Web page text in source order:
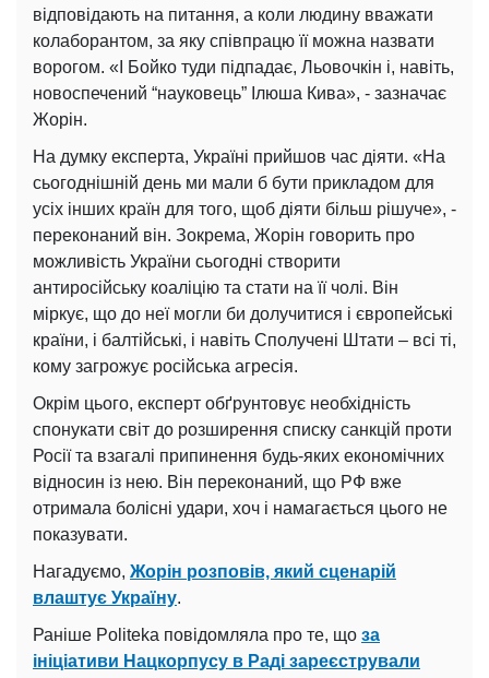
відповідають на питання, а коли людину вважати
колаборантом, за яку співпрацю її можна назвати
ворогом. «І Бойко туди підпадає, Льовочкін і, навіть,
новоспечений “науковець” Ілюша Кива», - зазначає
Жорін.
На думку експерта, Україні прийшов час діяти. «На
сьогоднішній день ми мали б бути прикладом для
усіх інших країн для того, щоб діяти більш рішуче», -
переконаний він. Зокрема, Жорін говорить про
можливість України сьогодні створити
антиросійську коаліцію та стати на її чолі. Він
міркує, що до неї могли би долучитися і європейські
країни, і балтійські, і навіть Сполучені Штати – всі ті,
кому загрожує російська агресія.
Окрім цього, експерт обґрунтовує необхідність
спонукати світ до розширення списку санкцій проти
Росії та взагалі припинення будь-яких економічних
відносин із нею. Він переконаний, що РФ вже
отримала болісні удари, хоч і намагається цього не
показувати.
Нагадуємо, Жорін розповів, який сценарій
влаштує Україну.
Раніше Politeka повідомляла про те, що за
ініціативи Нацкорпусу в Раді зареєстрували